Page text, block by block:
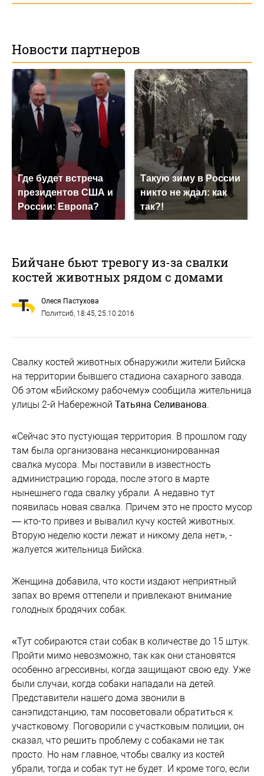
Новости партнеров
Где будет встреча
президентов США и
России: Европа?
Такую зиму в России
никто не ждал: как
так?!
Бийчане бьют тревогу из-за свалки
костей животных рядом с домами
Олеся Пастухова
Политсиб, 18:45, 25.10.2016
Свалку костей животных обнаружили жители Бийска
на территории бывшего стадиона сахарного завода.
Об этом «Бийскому рабочему» сообщила жительница
улицы 2-й Набережной Татьяна Селиванова.
«Сейчас это пустующая территория. В прошлом году
там была организована несанкционированная
свалка мусора. Мы поставили в известность
администрацию города, после этого в марте
нынешнего года свалку убрали. А недавно тут
появилась новая свалка. Причем это не просто мусор
— кто-то привез и вывалил кучу костей животных.
Вторую неделю кости лежат и никому дела нет», -
жалуется жительница Бийска.
Женщина добавила, что кости издают неприятный
запах во время оттепели и привлекают внимание
голодных бродячих собак.
«Тут собираются стаи собак в количестве до 15 штук.
Пройти мимо невозможно, так как они становятся
особенно агрессивны, когда защищают свою еду. Уже
были случаи, когда собаки нападали на детей.
Представители нашего дома звонили в
санэпидстанцию, там посоветовали обратиться к
участковому. Поговорили с участковым полиции, он
сказал, что решить проблему с собаками не так
просто. Но нам главное, чтобы свалку из костей
убрали, тогда и собак тут не будет. И кроме того, если